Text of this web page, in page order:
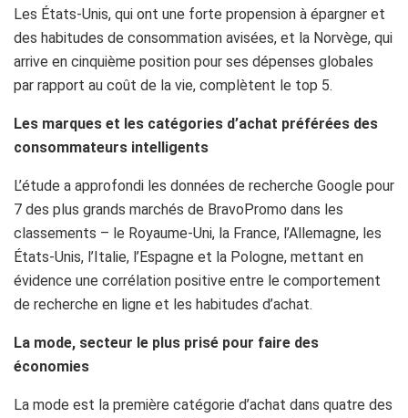
Les États-Unis, qui ont une forte propension à épargner et
des habitudes de consommation avisées, et la Norvège, qui
arrive en cinquième position pour ses dépenses globales
par rapport au coût de la vie, complètent le top 5.
Les marques et les catégories d’achat préférées des
consommateurs intelligents
L’étude a approfondi les données de recherche Google pour
7 des plus grands marchés de BravoPromo dans les
classements – le Royaume-Uni, la France, l’Allemagne, les
États-Unis, l’Italie, l’Espagne et la Pologne, mettant en
évidence une corrélation positive entre le comportement
de recherche en ligne et les habitudes d’achat.
La mode, secteur le plus prisé pour faire des
économies
La mode est la première catégorie d’achat dans quatre des